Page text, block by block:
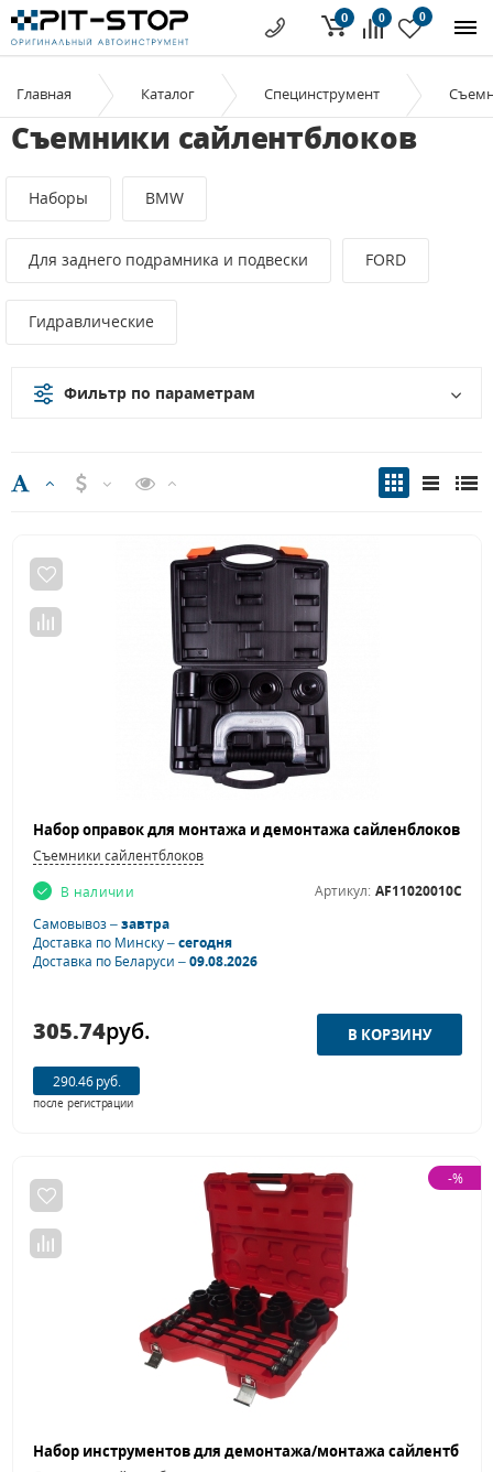
0 0
0
Главная Каталог Специнструмент
Съемники сайлентблоков
Наборы BMW
Для заднего подрамника и подвески FORD
Гидравлические
Фильтр по параметрам
Съемники сайлентблоков
В наличии
Артикул: AF11020010C
Самовывоз –завтра
Доставка по Минску –сегодня
Доставка по Беларуси –09.08.2026
305.74руб.
290.46 руб.
после регистрации
-%